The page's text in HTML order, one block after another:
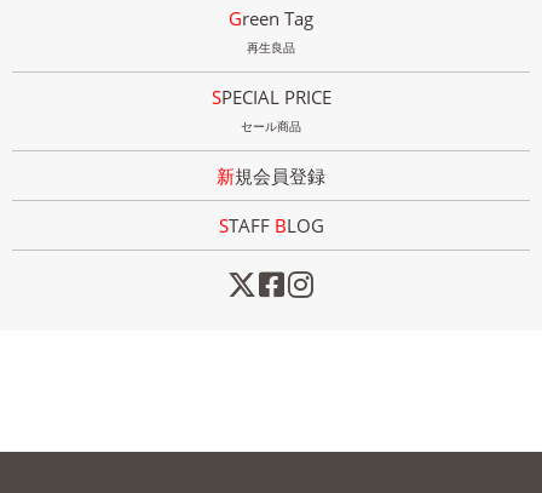
Green Tag
再生良品
SPECIAL PRICE
セール商品
新規会員登録
STAFF BLOG